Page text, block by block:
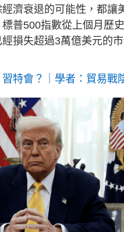
濟衰退的可能性，都讓
普500指數從上個月歷
損失超過3萬億美元的市
習特會？｜學者：貿易戰